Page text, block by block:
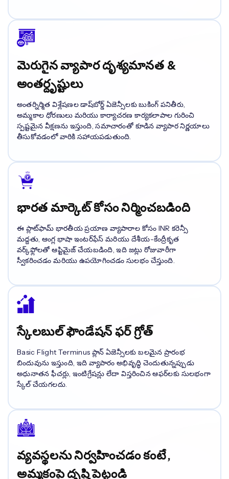
మెరుగైన వ్యాపార దృశ్యమానత &
అంతర్దృష్టులు
అంతర్నిర్మిత విశ్లేషణల డాష్‌బోర్డ్ ఏజెన్సీలకు బుకింగ్ పనితీరు,
అమ్మకాల ధోరణులు మరియు కార్యాచరణ కార్యకలాపాల గురించి
స్పష్టమైన వీక్షణను ఇస్తుంది, సమాచారంతో కూడిన వ్యాపార నిర్ణయాలు
తీసుకోవడంలో వారికి సహాయపడుతుంది.
భారత మార్కెట్ కోసం నిర్మించబడింది
ఈ ప్లాట్‌ఫామ్ భారతీయ ప్రయాణ వ్యాపారాల కోసం INR కరెన్సీ
మద్దతు, ఆంగ్ల భాషా ఇంటర్‌ఫేస్ మరియు దేశీయ-కేంద్రీకృత
వర్క్‌ఫ్లోలతో ఆప్టిమైజ్ చేయబడింది, ఇది జట్లు రోజువారీగా
స్వీకరించడం మరియు ఉపయోగించడం సులభం చేస్తుంది.
స్కేలబుల్ ఫౌండేషన్ ఫర్ గ్రోత్
Basic Flight Terminus ప్లాన్ ఏజెన్సీలకు బలమైన ప్రారంభ
బిందువును ఇస్తుంది, ఇది వ్యాపారం అభివృద్ధి చెందుతున్నప్పుడు
అధునాతన ఫీచర్లు, ఇంటిగ్రేషన్లు లేదా విస్తరించిన ఆఫర్‌లకు సులభంగా
స్కేల్ చేయగలదు.
వ్యవస్థలను నిర్వహించడం కంటే,
అమ్మకంపై దృష్టి పెట్టండి